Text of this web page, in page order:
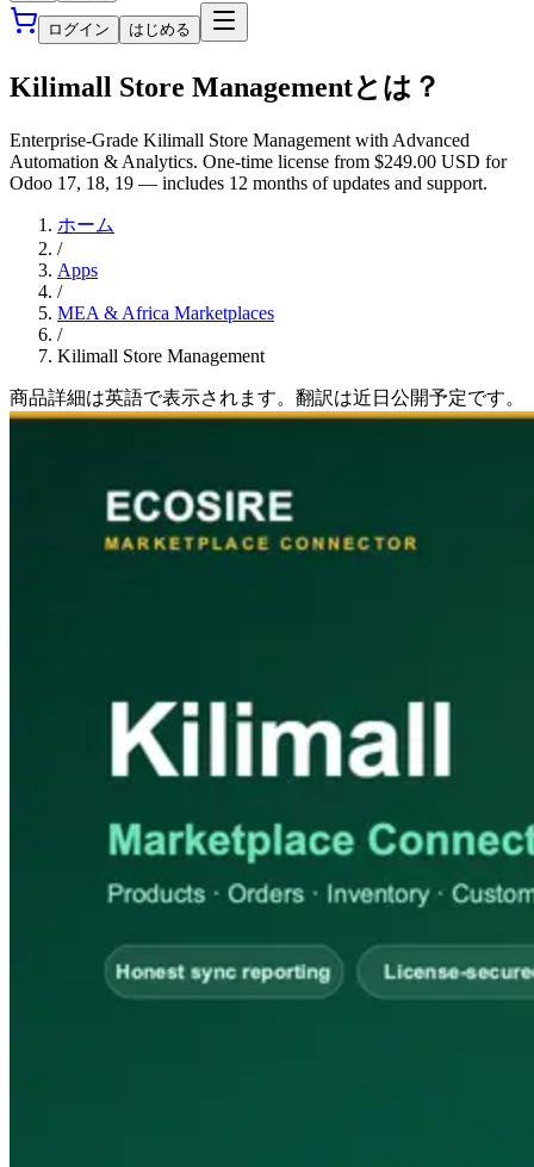
ログイン はじめる
Kilimall Store Managementとは？
Enterprise-Grade Kilimall Store Management with Advanced
Automation & Analytics. One-time license from $249.00 USD for
Odoo 17, 18, 19 — includes 12 months of updates and support.
ホーム
/
Apps
/
MEA & Africa Marketplaces
/
Kilimall Store Management
商品詳細は英語で表示されます。翻訳は近日公開予定です。